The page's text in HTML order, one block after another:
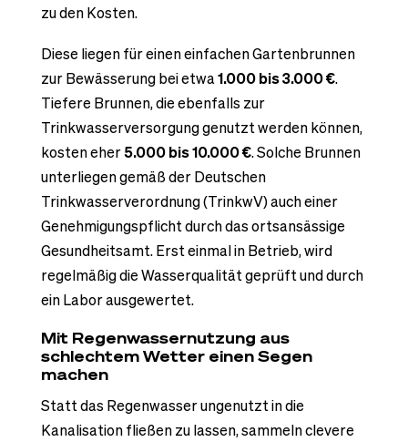
zu den Kosten.
Diese liegen für einen einfachen Gartenbrunnen
zur Bewässerung bei etwa1.000 bis 3.000 €.
Tiefere Brunnen, die ebenfalls zur
Trinkwasserversorgung genutzt werden können,
kosten eher5.000 bis 10.000 €. Solche Brunnen
unterliegen gemäß der Deutschen
Trinkwasserverordnung (TrinkwV) auch einer
Genehmigungspflicht durch das ortsansässige
Gesundheitsamt. Erst einmal in Betrieb, wird
regelmäßig die Wasserqualität geprüft und durch
ein Labor ausgewertet.
Mit Regenwassernutzung aus
schlechtem Wetter einen Segen
machen
Statt das Regenwasser ungenutzt in die
Kanalisation fließen zu lassen, sammeln clevere